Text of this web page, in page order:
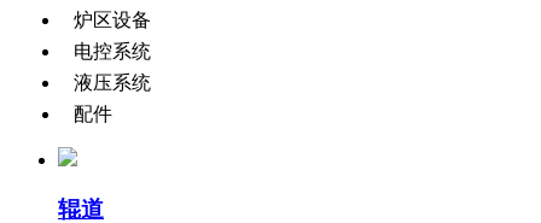
炉区设备
电控系统
液压系统
配件
辊道